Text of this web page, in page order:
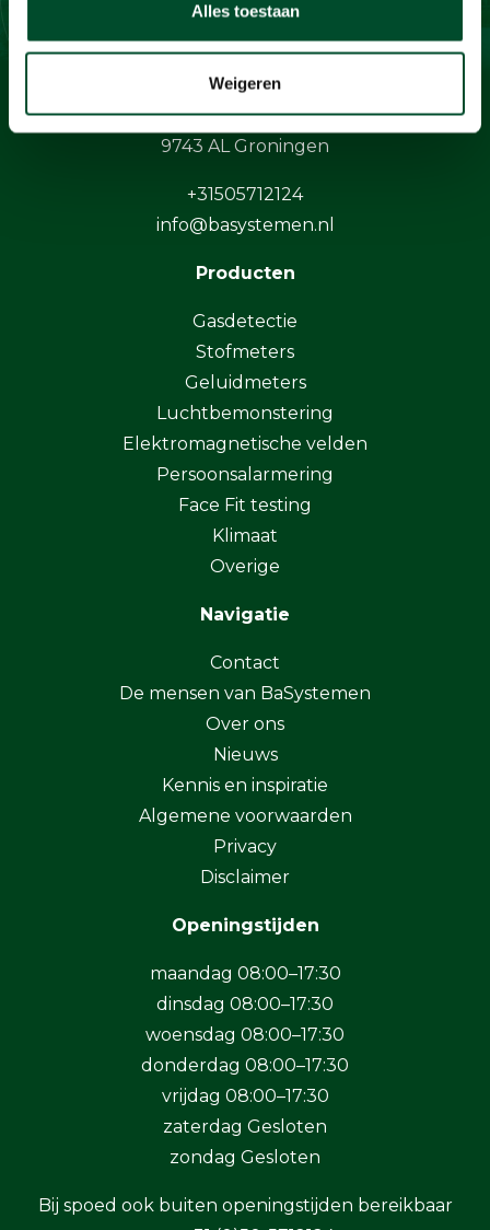
Alles toestaan
Weigeren
Contact
BaSystemen BV
Protonstraat 13G
9743 AL Groningen
+31505712124
info@basystemen.nl
Producten
Gasdetectie
Stofmeters
Geluidmeters
Luchtbemonstering
Elektromagnetische velden
Persoonsalarmering
Face Fit testing
Klimaat
Overige
Navigatie
Contact
De mensen van BaSystemen
Over ons
Nieuws
Kennis en inspiratie
Algemene voorwaarden
Privacy
Disclaimer
Openingstijden
maandag 08:00–17:30
dinsdag 08:00–17:30
woensdag 08:00–17:30
donderdag 08:00–17:30
vrijdag 08:00–17:30
zaterdag Gesloten
zondag Gesloten
Bij spoed ook buiten openingstijden bereikbaar